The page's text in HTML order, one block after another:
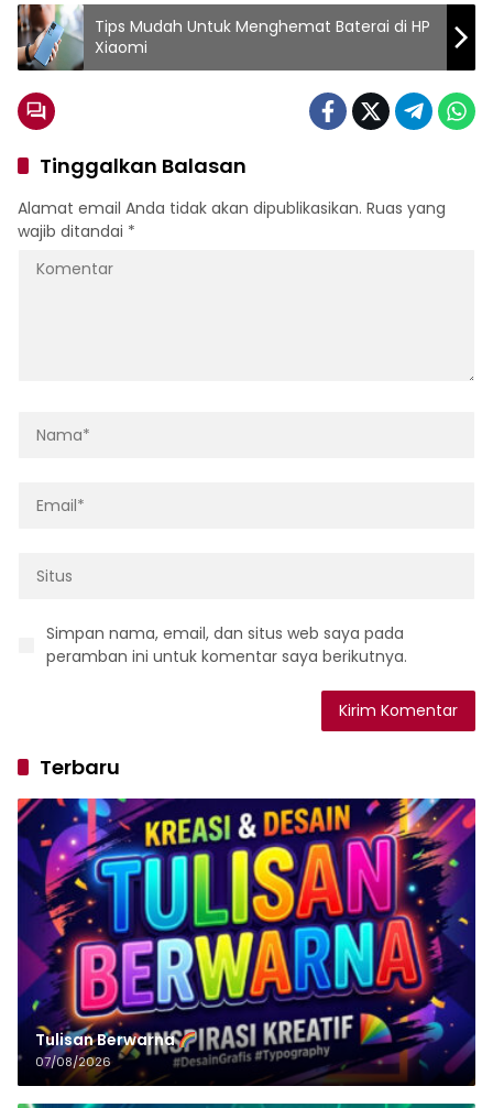
Tips Mudah Untuk Menghemat Baterai di HP
Xiaomi
Tinggalkan Balasan
Alamat email Anda tidak akan dipublikasikan. Ruas yang
wajib ditandai *
Simpan nama, email, dan situs web saya pada
peramban ini untuk komentar saya berikutnya.
Terbaru
Tulisan‌‌‌‌‌‌‌‌‌‌‌‌‌‌‌‌ Berwarna
07/08/2026